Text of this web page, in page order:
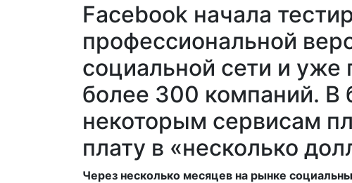
Facebook начала
профессиональной
социальной сети и уже
более 300 компаний. В
некоторым сервисам
плату в «несколько
Через несколько месяцев на рынке